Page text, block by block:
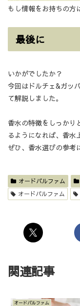
もし情報をお持ちの方
最後に
いかがでしたか？
今回はドルチェ&ガッ
て解説しました。
香水の特徴をしっかり
るようになれば、香水
ぜひ、香水選びの参考
オードパルファム
オードパルファム
関連記事
オードパルファム